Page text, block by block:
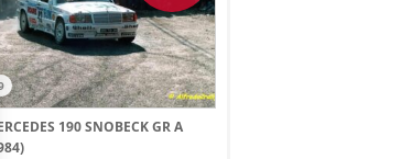
190 SNOBECK GR A